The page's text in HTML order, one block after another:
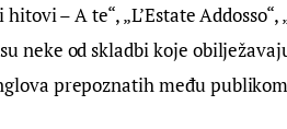
– A te“, „L’Estate Addosso“,
neke od skladbi koje
prepoznatih među